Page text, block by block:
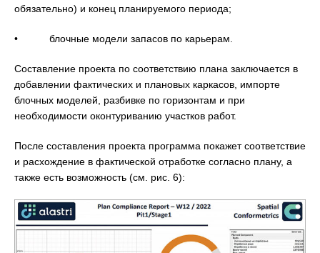
обязательно) и конец планируемого периода;
• блочные модели запасов по карьерам.
Составление проекта по соответствию плана заключается в
добавлении фактических и плановых каркасов, импорте
блочных моделей, разбивке по горизонтам и при
необходимости оконтуриванию участков работ.
После составления проекта программа покажет соответствие
и расхождение в фактической отработке согласно плану, а
также есть возможность (см. рис. 6):